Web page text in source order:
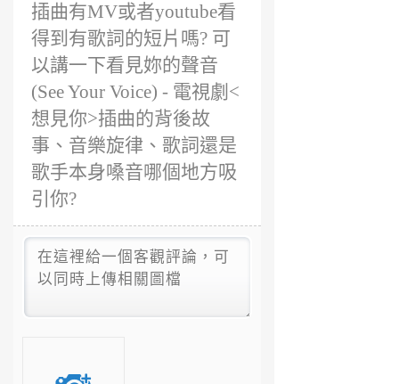
插曲有MV或者youtube看
得到有歌詞的短片嗎? 可
以講一下看見妳的聲音
(See Your Voice) - 電視劇<
想見你>插曲的背後故
事、音樂旋律、歌詞還是
歌手本身嗓音哪個地方吸
引你?